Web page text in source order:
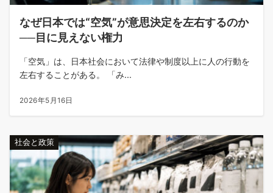
なぜ日本では“空気”が意思決定を左右するのか
──目に見えない権力
「空気」は、日本社会において法律や制度以上に人の行動を
左右することがある。 「み...
2026年5月16日
社会と政策